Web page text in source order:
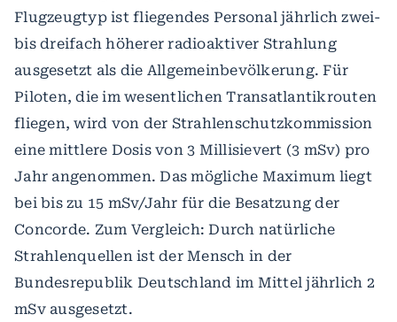
Flugzeugtyp ist fliegendes Personal jährlich zwei-
bis dreifach höherer radioaktiver Strahlung
ausgesetzt als die Allgemeinbevölkerung. Für
Piloten, die im wesentlichen Transatlantikrouten
fliegen, wird von der Strahlenschutzkommission
eine mittlere Dosis von 3 Millisievert (3 mSv) pro
Jahr angenommen. Das mögliche Maximum liegt
bei bis zu 15 mSv/Jahr für die Besatzung der
Concorde. Zum Vergleich: Durch natürliche
Strahlenquellen ist der Mensch in der
Bundesrepublik Deutschland im Mittel jährlich 2
mSv ausgesetzt.